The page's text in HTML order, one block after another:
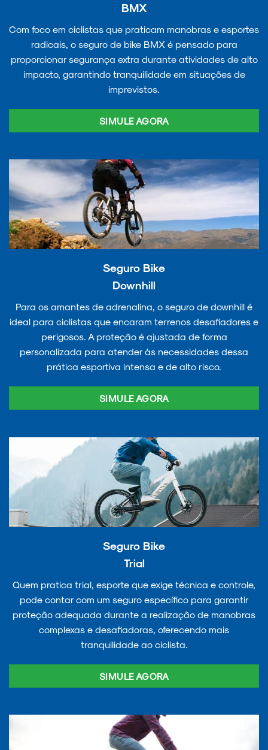
BMX
Com foco em ciclistas que praticam manobras e esportes
radicais, o seguro de bike BMX é pensado para
proporcionar segurança extra durante atividades de alto
impacto, garantindo tranquilidade em situações de
imprevistos.
SIMULE AGORA
Seguro Bike
Downhill
Para os amantes de adrenalina, o seguro de downhill é
ideal para ciclistas que encaram terrenos desafiadores e
perigosos. A proteção é ajustada de forma
personalizada para atender às necessidades dessa
prática esportiva intensa e de alto risco.
SIMULE AGORA
Seguro Bike
Trial
Quem pratica trial, esporte que exige técnica e controle,
pode contar com um seguro específico para garantir
proteção adequada durante a realização de manobras
complexas e desafiadoras, oferecendo mais
tranquilidade ao ciclista.
SIMULE AGORA